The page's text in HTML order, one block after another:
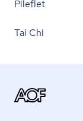
Pileflet
Tai Chi